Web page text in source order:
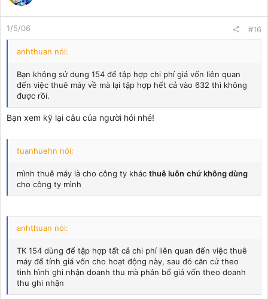
1/5/06 #16
anhthuan nói:
Bạn không sử dụng 154 để tập hợp chi phí giá vốn liên quan
đến việc thuê máy về mà lại tập hợp hết cả vào 632 thì không
được rồi.
Bạn xem kỹ lại câu của người hỏi nhé!
tuanhuehn nói:
mình thuê máy là cho công ty khác thuê luôn chứ không dùng
cho công ty mình
anhthuan nói:
TK 154 dùng để tập hợp tất cả chi phí liên quan đến việc thuê
máy để tính giá vốn cho hoạt động này, sau đó căn cứ theo
tình hình ghi nhận doanh thu mà phân bổ giá vốn theo doanh
thu ghi nhận